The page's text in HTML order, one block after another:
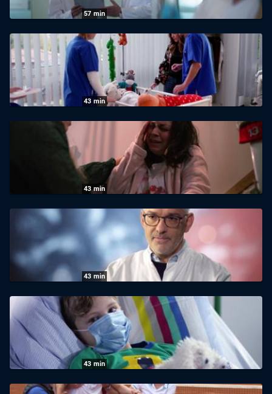
57 min
Abenteuer Diagnose
16.06.2026| Radio Bremen
43 min
Abenteuer Diagnose: 26.03.2026
NDR
43min
Abenteuer Diagnose: Fatale Entzündung
20.03.2026|NDR
43 min
Abenteuer Diagnose: 22.01.2026
23.01.2026 |NDR
43 min
Abenteuer Diagnose